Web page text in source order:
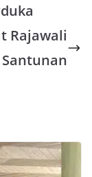
Rajawali